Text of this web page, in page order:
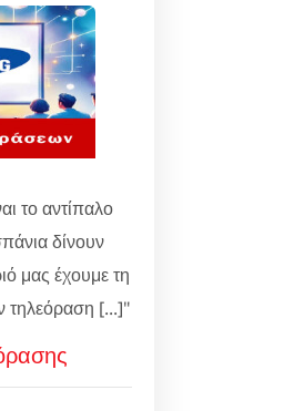
το αντίπαλο
δίνουν
μας έχουμε τη
τηλεόραση [...]"